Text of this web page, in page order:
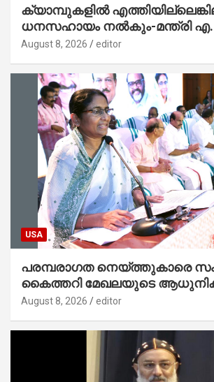
ക്യാമ്പുകളിൽ
ധനസഹായം നൽകും-മന്ത്രി
അനിൽകുമാർ
August 8, 2026 editor
USA
പരമ്പരാഗത നെയ്ത്തുകാരെ
കൈത്തറി മേഖലയുടെ
സാധ്യമാക്കും : ഡെപ്യൂട്ടി
August 8, 2026 editor